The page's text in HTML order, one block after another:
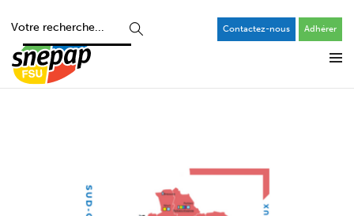
Contactez-nous Adhérer